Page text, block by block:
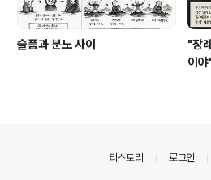
슬픔과 분노 사이
"장
이
티스토리 로그인